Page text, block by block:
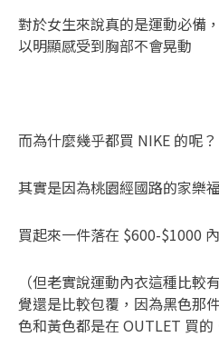
對於女生來說真的是運動必備
以明顯感受到胸部不會晃動
而為什麼幾乎都買 NIKE 的呢？
其實是因為桃園經國路的家樂
買起來一件落在 $600-$1000
（但老實說運動內衣這種比較
覺還是比較包覆，因為黑色那
色和黃色都是在 OUTLET 買的